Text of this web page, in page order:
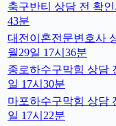
축구반티 상담 전 확인
43분
대전이혼전문변호사
월29일 17시36분
종로하수구막힘 상담
일 17시30분
마포하수구막힘 상담
일 17시22분